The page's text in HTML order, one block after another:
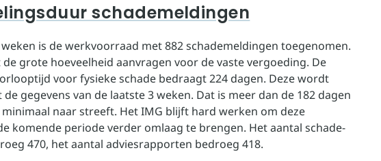
schademeldingen
is de werkvoorraad met 882 schademeldingen toegenomen.
grote hoeveelheid aanvragen voor de vaste vergoeding. De
voor fysieke schade bedraagt 224 dagen. Deze wordt
gegevens van de laatste 3 weken. Dat is meer dan de 182 dagen
naar streeft. Het IMG blijft hard werken om deze
komende periode verder omlaag te brengen. Het aantal schade-
470, het aantal adviesrapporten bedroeg 418.